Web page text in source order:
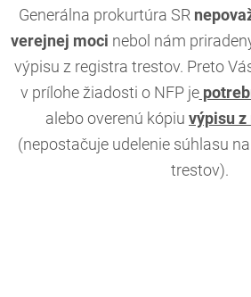
Generálna prokurtúra SR
verejnej moci nebol nám
výpisu z registra trestov. Preto
v prílohe žiadosti o NFP je
alebo overenú kópiu výpisu
(nepostačuje udelenie súhlasu
trestov).